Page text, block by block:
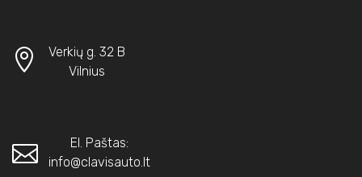
Verkių g. 32 B
Vilnius
El. Paštas:
info@clavisauto.lt